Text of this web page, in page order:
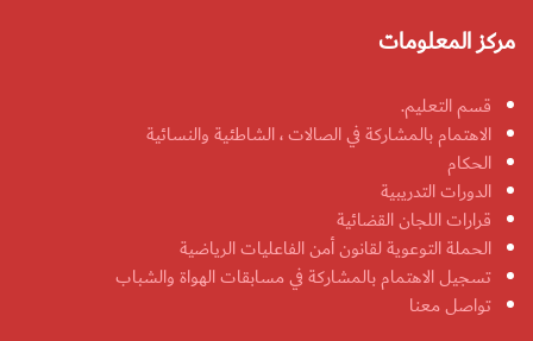
مركز المعلومات
قسم التعليم.
الاهتمام بالمشاركة في الصالات ، الشاطئية والنسائية
الحكام
الدورات التدريبية
قرارات اللجان القضائية
الحملة التوعوية لقانون أمن الفاعليات الرياضية
تسجيل الاهتمام بالمشاركة في مسابقات الهواة والشباب
تواصل معنا